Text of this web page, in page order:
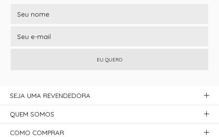
EU QUERO
SEJA UMA REVENDEDORA
QUEM SOMOS
COMO COMPRAR